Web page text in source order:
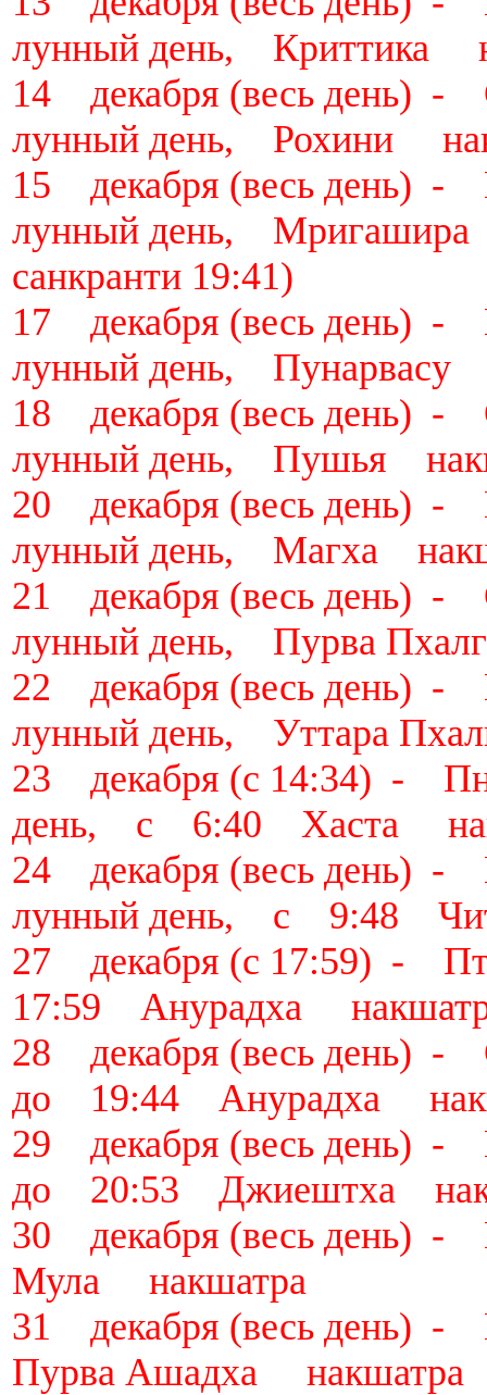
лунный день, Криттика
14 декабря (весь
лунный день, Рохини
15 декабря (весь
лунный день,
санкранти 19:41)
17 декабря (весь
лунный день, Пунарвасу
18 декабря (весь
лунный день, Пушья
20 декабря (весь
лунный день, Магха
21 декабря (весь
лунный день, Пурва
22 декабря (весь
лунный день, Уттара
23 декабря (с 14:34)
день, с 6:40 Хаста
24 декабря (весь
лунный день, с 9:48
27 декабря (с 17:59)
17:59 Анурадха
28 декабря (весь
до 19:44 Анурадха
29 декабря (весь
до 20:53 Джиештха
30 декабря (весь
Мула накшатра
31 декабря (весь
Пурва Ашадха накшатра